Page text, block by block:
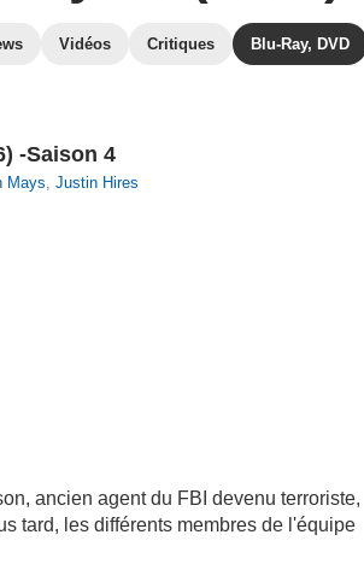
Vidéos Critiques Blu-Ray, DVD
-Saison 4
Mays, Justin Hires
ancien agent du FBI devenu terroriste,
tard, les différents membres de l'équipe